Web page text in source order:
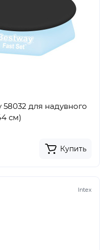
58032 для надувного
см)
Купить
Intex